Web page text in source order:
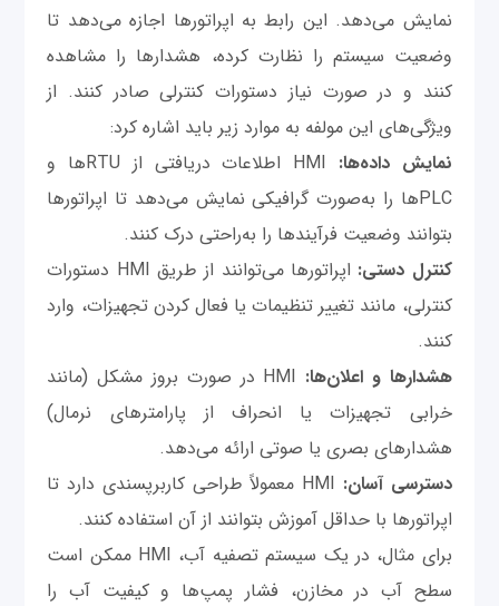
نمایش می‌دهد. این رابط به اپراتورها اجازه می‌دهد تا
وضعیت سیستم را نظارت کرده، هشدارها را مشاهده
کنند و در صورت نیاز دستورات کنترلی صادر کنند. از
ویژگی‌های این مولفه به موارد زیر باید اشاره کرد:
نمایش داده‌ها:
HMI اطلاعات دریافتی از RTUها و
PLCها را به‌صورت گرافیکی نمایش می‌دهد تا اپراتورها
بتوانند وضعیت فرآیندها را به‌راحتی درک کنند.
کنترل دستی:
اپراتورها می‌توانند از طریق HMI دستورات
کنترلی، مانند تغییر تنظیمات یا فعال کردن تجهیزات، وارد
کنند.
هشدارها و اعلان‌ها:
HMI در صورت بروز مشکل (مانند
خرابی تجهیزات یا انحراف از پارامترهای نرمال)
هشدارهای بصری یا صوتی ارائه می‌دهد.
دسترسی آسان:
HMI معمولاً طراحی کاربرپسندی دارد تا
اپراتورها با حداقل آموزش بتوانند از آن استفاده کنند.
برای مثال، در یک سیستم تصفیه آب، HMI ممکن است
سطح آب در مخازن، فشار پمپ‌ها و کیفیت آب را